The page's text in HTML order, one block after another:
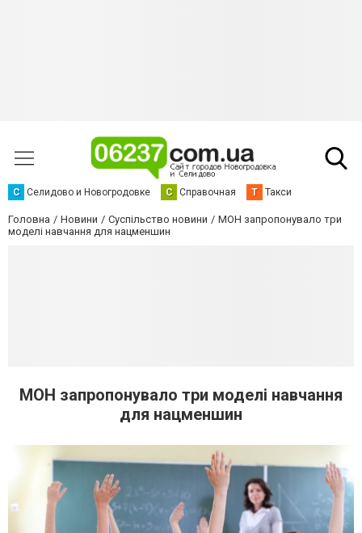
С Селидово и Новогродовке С Справочная Т Такси
Головна Новини Суспільство новини
МОН запропонувало три
моделі навчання для нацменшин
МОН запропонувало три моделі навчання
для нацменшин